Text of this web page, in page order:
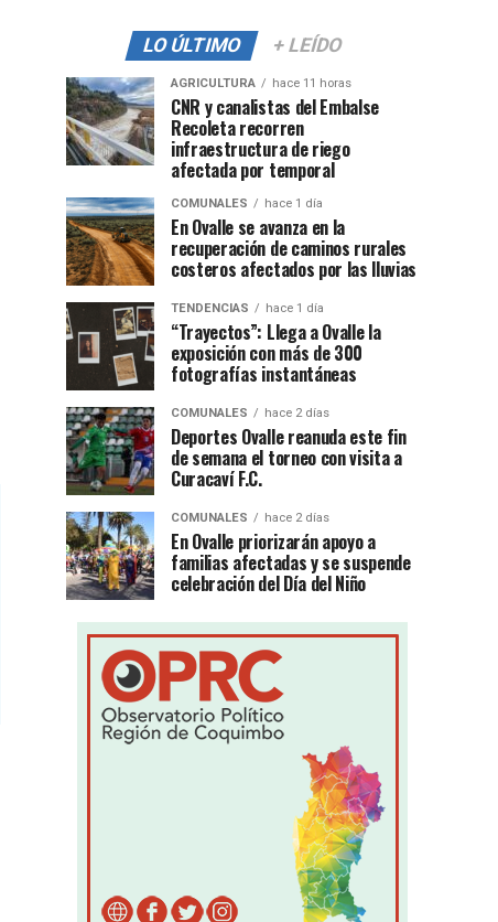
LO ÚLTIMO + LEÍDO
AGRICULTURA hace 11 horas
CNR y canalistas del Embalse
Recoleta recorren
infraestructura de riego
afectada por temporal
COMUNALES hace 1 día
En Ovalle se avanza en la
recuperación de caminos rurales
costeros afectados por las lluvias
TENDENCIAS hace 1 día
“Trayectos”: Llega a Ovalle la
exposición con más de 300
fotografías instantáneas
COMUNALES hace 2 días
Deportes Ovalle reanuda este fin
de semana el torneo con visita a
Curacaví F.C.
COMUNALES hace 2 días
En Ovalle priorizarán apoyo a
familias afectadas y se suspende
celebración del Día del Niño